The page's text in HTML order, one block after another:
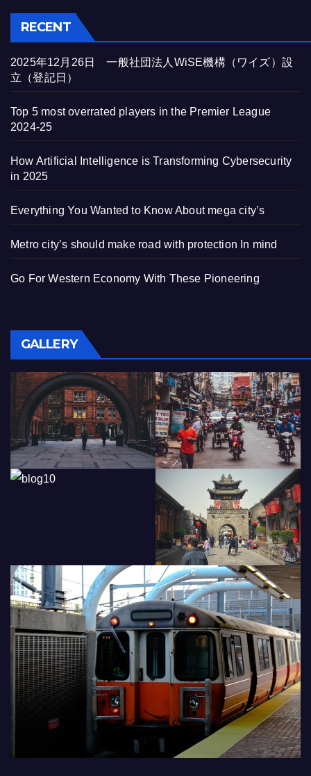
RECENT
2025年12月26日 一般社団法人WiSE機構（ワイズ）設
立（登記日）
Top 5 most overrated players in the Premier League
2024-25
How Artificial Intelligence is Transforming Cybersecurity
in 2025
Everything You Wanted to Know About mega city’s
Metro city’s should make road with protection In mind
Go For Western Economy With These Pioneering
GALLERY